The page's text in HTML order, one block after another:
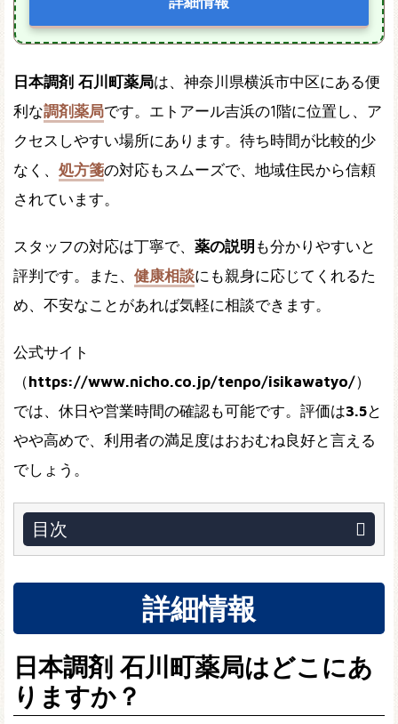
日本調剤 石川町薬局は、神奈川県横浜市中区にある便
利な調剤薬局です。エトアール吉浜の1階に位置し、ア
クセスしやすい場所にあります。待ち時間が比較的少
なく、 処方箋の対応もスムーズで、地域住民から信頼
されています。
スタッフの対応は丁寧で、 薬の説明 も分かりやすいと
評判です。また、 健康相談にも親身に応じてくれるた
め、不安なことがあれば気軽に相談できます。
公式サイト
（https://www.nicho.co.jp/tenpo/isikawatyo/）
では、休日や営業時間の確認も可能です。評価は3.5と
やや高めで、利用者の満足度はおおむね良好と言える
でしょう。
目次
詳細情報
日本調剤 石川町薬局はどこにあ
りますか？